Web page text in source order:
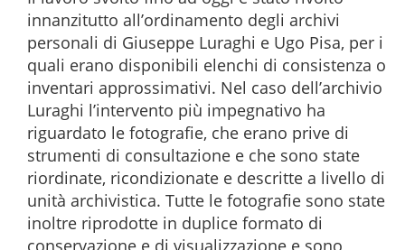
innanzitutto all’ordinamento degli archivi
personali di Giuseppe Luraghi e Ugo Pisa, per i
quali erano disponibili elenchi di consistenza o
inventari approssimativi. Nel caso dell’archivio
Luraghi l’intervento più impegnativo ha
riguardato le fotografie, che erano prive di
strumenti di consultazione e che sono state
riordinate, ricondizionate e descritte a livello di
unità archivistica. Tutte le fotografie sono state
inoltre riprodotte in duplice formato di
conservazione e di visualizzazione e sono